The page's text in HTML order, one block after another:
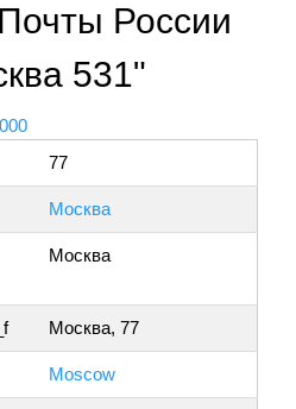
России
531"
77
Москва
Москва
Москва, 77
Moscow